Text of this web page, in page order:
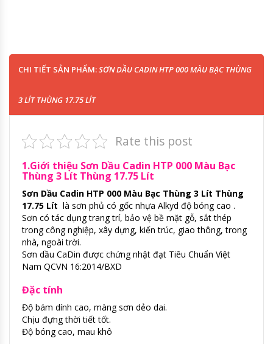
CHI TIẾT SẢN PHẨM:SƠN DẦU CADIN HTP 000 MÀU BẠC THÙNG
3 LÍT THÙNG 17.75 LÍT
Rate this post
1.Giới thiệu Sơn Dầu Cadin HTP 000 Màu Bạc
Thùng 3 Lít Thùng 17.75 Lít
Sơn Dầu Cadin HTP 000 Màu Bạc Thùng 3 Lít Thùng
17.75 Lít là sơn phủ có gốc nhựa Alkyd độ bóng cao .
Sơn có tác dụng trang trí, bảo vệ bề mặt gỗ, sắt thép
trong công nghiệp, xây dựng, kiến trúc, giao thông, trong
nhà, ngoài trời.
Sơn dầu CaDin được chứng nhật đạt Tiêu Chuẩn Việt
Nam QCVN 16:2014/BXD
Đặc tính
Độ bám dính cao, màng sơn dẻo dai.
Chịu đựng thời tiết tốt.
Độ bóng cao, mau khô